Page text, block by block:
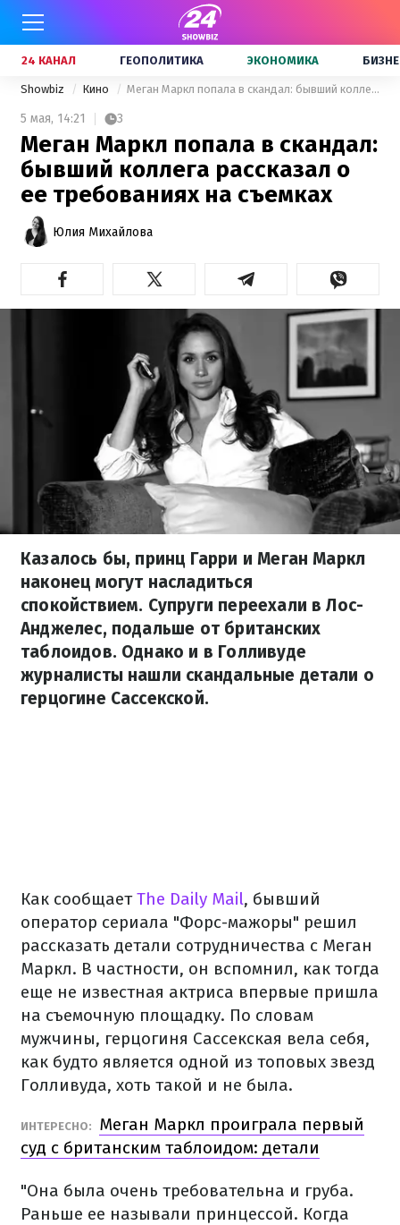
24 КАНАЛ ГЕОПОЛИТИКА ЭКОНОМИКА
Showbiz Кино Меган Маркл попала в скандал: бывший коллега рассказал о ее требованиях на съемках
5 мая, 14:21 3
Меган Маркл попала в скандал:
бывший коллега рассказал о
ее требованиях на съемках
Юлия Михайлова
Казалось бы, принц Гарри и Меган Маркл
наконец могут насладиться
спокойствием. Супруги переехали в Лос-
Анджелес, подальше от британских
таблоидов. Однако и в Голливуде
журналисты нашли скандальные детали о
герцогине Сассекской.
Как сообщаетThe Daily Mail, бывший
оператор сериала "Форс-мажоры" решил
рассказать детали сотрудничества с Меган
Маркл. В частности, он вспомнил, как тогда
еще не известная актриса впервые пришла
на съемочную площадку. По словам
мужчины, герцогиня Сассекская вела себя,
как будто является одной из топовых звезд
Голливуда, хоть такой и не была.
ИНТЕРЕСНО:
Меган Маркл проиграла первый
суд с британским таблоидом: детали
"Она была очень требовательна и груба.
Раньше ее называли принцессой. Когда